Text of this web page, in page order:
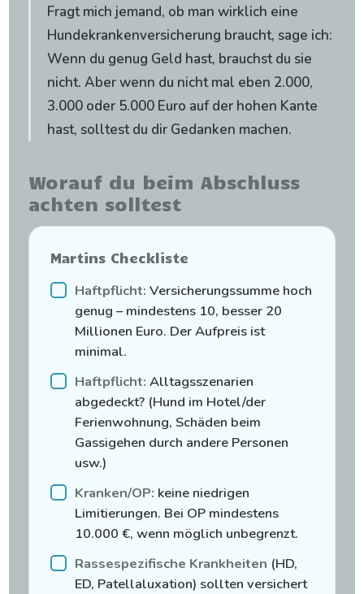
Fragt mich jemand, ob man wirklich eine
Hundekrankenversicherung braucht, sage ich:
Wenn du genug Geld hast, brauchst du sie
nicht. Aber wenn du nicht mal eben 2.000,
3.000 oder 5.000 Euro auf der hohen Kante
hast, solltest du dir Gedanken machen.
Worauf du beim Abschluss
achten solltest
Martins Checkliste
Haftpflicht: Versicherungssumme hoch
genug – mindestens 10, besser 20
Millionen Euro. Der Aufpreis ist
minimal.
Haftpflicht: Alltagsszenarien
abgedeckt? (Hund im Hotel/der
Ferienwohnung, Schäden beim
Gassigehen durch andere Personen
usw.)
Kranken/OP: keine niedrigen
Limitierungen. Bei OP mindestens
10.000 €, wenn möglich unbegrenzt.
Rassespezifische Krankheiten (HD,
ED, Patellaluxation) sollten versichert